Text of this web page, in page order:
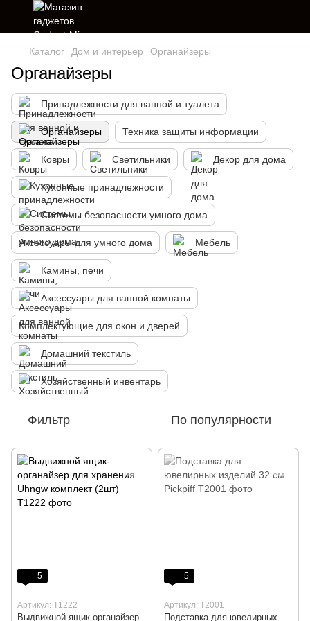
Каталог Дом и интерьер Органайзеры
Органайзеры
Принадлежности для ванной и туалета
Органайзеры Техника защиты информации
Ковры Светильники Декор для дома
Кухонные принадлежности
Системы безопасности умного дома
Аксессуары для умного дома Мебель
Камины, печи
Аксессуары для ванной комнаты
Комплектующие для окон и дверей
Домашний текстиль
Хозяйственный инвентарь
Фильтр По популярности
5
Артикул: T1222
Выдвижной ящик-органайзер
5
Артикул: T2001
Подставка для ювелирных